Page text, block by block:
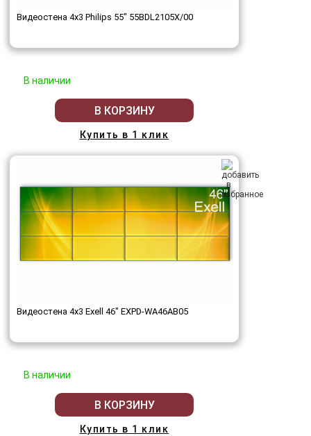
Видеостена 4x3 Philips 55" 55BDL2105X/00
В наличии
В КОРЗИНУ
Купить в 1 клик
Видеостена 4x3 Exell 46" EXPD-WA46AB05
В наличии
В КОРЗИНУ
Купить в 1 клик